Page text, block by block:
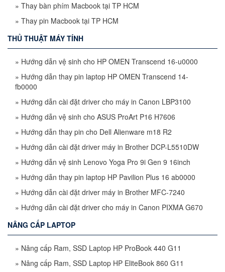
» Thay bàn phím Macbook tại TP HCM
» Thay pin Macbook tại TP HCM
THỦ THUẬT MÁY TÍNH
» Hướng dẫn vệ sinh cho HP OMEN Transcend 16-u0000
» Hướng dẫn thay pin laptop HP OMEN Transcend 14-
fb0000
» Hướng dẫn cài đặt driver cho máy in Canon LBP3100
» Hướng dẫn vệ sinh cho ASUS ProArt P16 H7606
» Hướng dẫn thay pin cho Dell Alienware m18 R2
» Hướng dẫn cài đặt driver máy in Brother DCP-L5510DW
» Hướng dẫn vệ sinh Lenovo Yoga Pro 9i Gen 9 16inch
» Hướng dẫn thay pin laptop HP Pavilion Plus 16 ab0000
» Hướng dẫn cài đặt driver máy in Brother MFC-7240
» Hướng dẫn cài đặt driver cho máy in Canon PIXMA G670
NÂNG CẤP LAPTOP
» Nâng cấp Ram, SSD Laptop HP ProBook 440 G11
» Nâng cấp Ram, SSD Laptop HP EliteBook 860 G11